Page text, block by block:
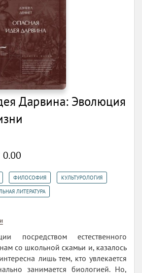
Дарвина: Эволюция
0.00
ФИЛОСОФИЯ КУЛЬТУРОЛОГИЯ
ЛИТЕРАТУРА
посредством естественного
со школьной скамьи и, казалось
лишь тем, кто увлекается
занимается биологией. Но,